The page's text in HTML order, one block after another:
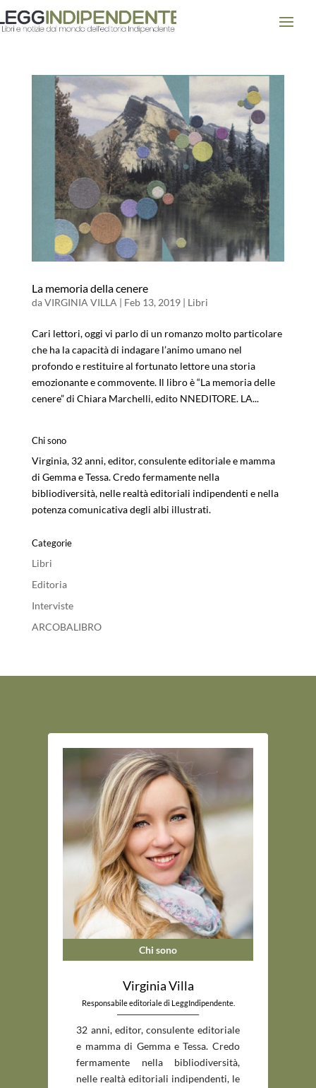
La memoria della cenere
daVIRGINIA VILLA | Feb 13, 2019| Libri
Cari lettori, oggi vi parlo di un romanzo molto particolare
che ha la capacità di indagare l’animo umano nel
profondo e restituire al fortunato lettore una storia
emozionante e commovente. Il libro è “La memoria delle
cenere” di Chiara Marchelli, edito NNEDITORE. LA...
Chi sono
Virginia, 32 anni, editor, consulente editoriale e mamma
di Gemma e Tessa. Credo fermamente nella
bibliodiversità, nelle realtà editoriali indipendenti e nella
potenza comunicativa degli albi illustrati.
Categorie
Libri
Editoria
Interviste
ARCOBALIBRO
Chi sono
Virginia Villa
Responsabile editoriale di LeggIndipendente.
32 anni, editor, consulente editoriale
e mamma di Gemma e Tessa. Credo
fermamente nella bibliodiversità,
nelle realtà editoriali indipendenti, le